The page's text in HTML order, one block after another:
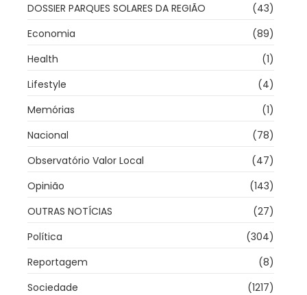
DOSSIER PARQUES SOLARES DA REGIÃO
(43)
Economia
(89)
Health
(1)
Lifestyle
(4)
Memórias
(1)
Nacional
(78)
Observatório Valor Local
(47)
Opinião
(143)
OUTRAS NOTÍCIAS
(27)
Política
(304)
Reportagem
(8)
Sociedade
(1217)